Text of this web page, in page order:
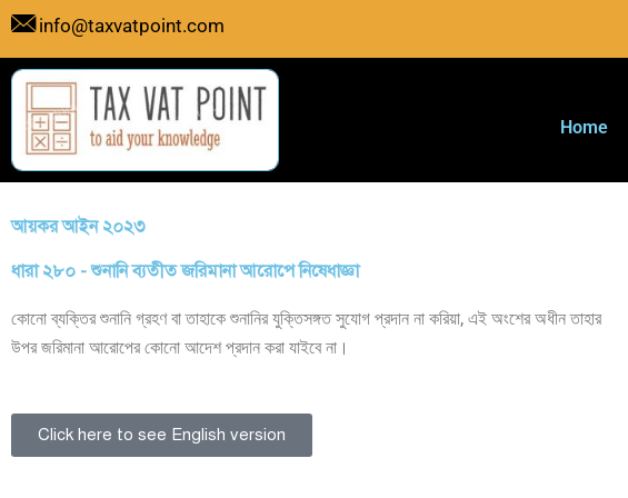
Skip
content
info@taxvatpoint.com
Home
আয়কর আইন ২০২৩
ধারা ২৮০ - শুনানি ব্যতীত জরিমানা আরোপে নিষেধাজ্ঞা
কোনো ব্যক্তির শুনানি গ্রহণ বা তাহাকে শুনানির যুক্তিসঙ্গত সুযোগ প্রদান না করিয়া, এই অংশের অধীন তাহার
উপর জরিমানা আরোপের কোনো আদেশ প্রদান করা যাইবে না।
Click here to see English version